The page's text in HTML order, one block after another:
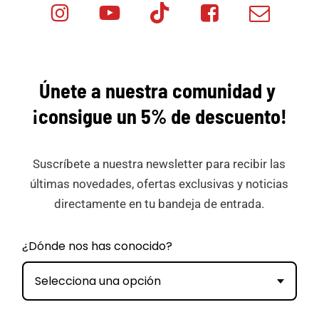
Minicar Tok
Minicar Minicar
Únete a nuestra comunidad y
¡consigue un 5% de descuento!
Suscríbete a nuestra newsletter para recibir las
últimas novedades, ofertas exclusivas y noticias
directamente en tu bandeja de entrada.
¿Dónde nos has conocido?
Selecciona una opción